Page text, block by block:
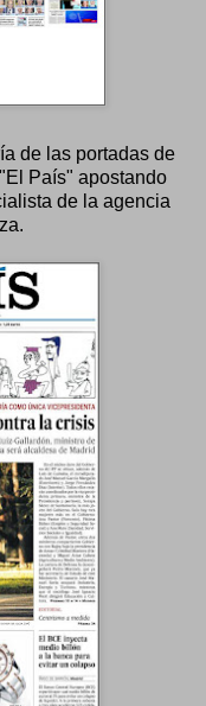
de las portadas de
País" apostando
de la agencia